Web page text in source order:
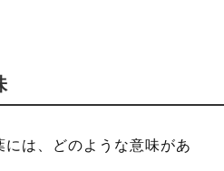
には、どのような意味があ